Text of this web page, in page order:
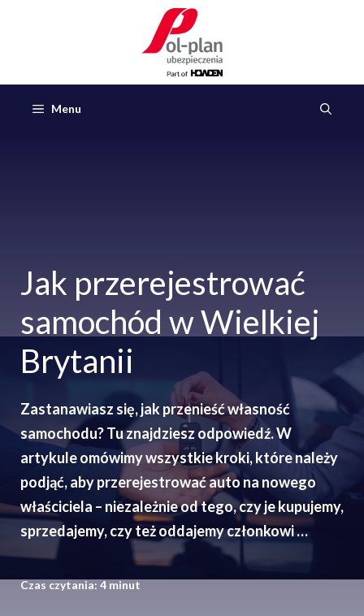
Menu
Jak przerejestrować
samochód w Wielkiej
Brytanii
Zastanawiasz się, jak przenieść własność
samochodu? Tu znajdziesz odpowiedź. W
artykule omówimy wszystkie kroki, które należy
podjąć, aby przerejestrować auto na nowego
właściciela – niezależnie od tego, czy je kupujemy,
sprzedajemy, czy też oddajemy członkowi …
Czas czytania: 4 minut